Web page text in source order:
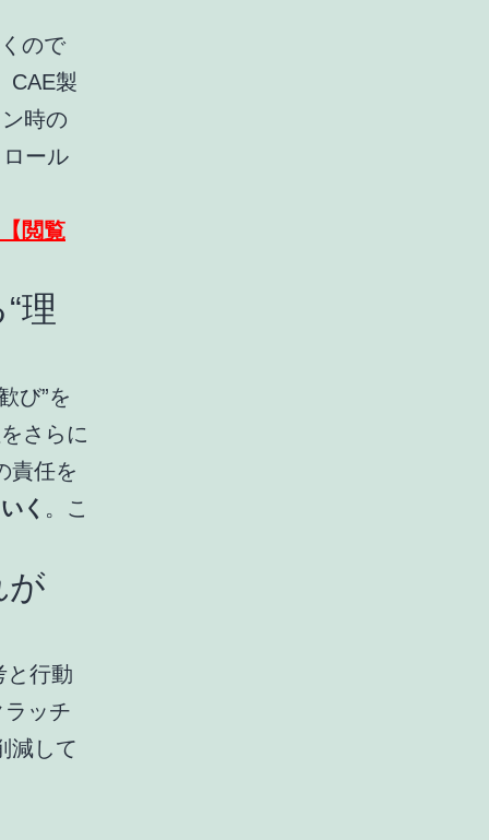
ので
CAE製
時の
ール
閲覧
理
び”を
さらに
責任を
く 。こ
が
と行動
ラッチ
減して